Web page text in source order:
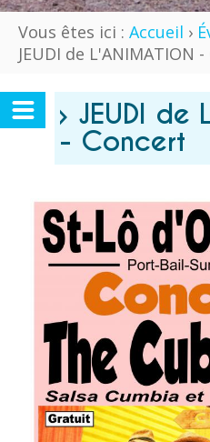
Vous êtes ici : Accueil ›
JEUDI de L'ANIMATION
› JEUDI de
- Concert